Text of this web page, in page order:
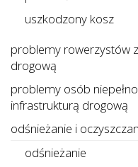
uszkodzony kosz
problemy rowerzystów
drogową
problemy osób
infrastrukturą drogową
odśnieżanie i
odśnieżanie